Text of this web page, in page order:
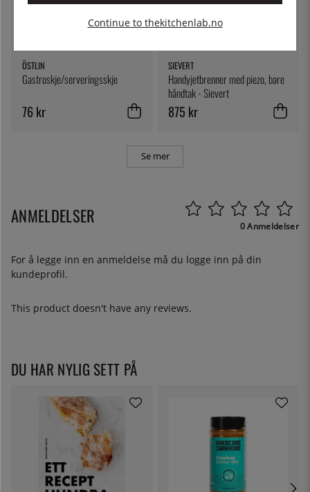
ÖSTLIN
Gastroskje/serveringsskje
76 kr
SIEVERT
Handyjetbrenner med piezo, bare
håndtak - Sievert
875 kr
Se mer
ANMELDELSER 0 Anmeldelser
For å legge inn en anmeldelse må du logge inn på din
kundeprofil.
This product doesn't have any reviews.
DU HAR NYLIG SETT PÅ
Continue to thekitchenlab.no